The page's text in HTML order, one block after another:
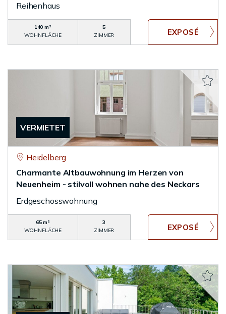
Reihenhaus
140 m²
WOHNFLÄCHE
5
ZIMMER
VERMIETET
Heidelberg
Charmante Altbauwohnung im Herzen von
Neuenheim - stilvoll wohnen nahe des Neckars
Erdgeschosswohnung
65 m²
WOHNFLÄCHE
3
ZIMMER